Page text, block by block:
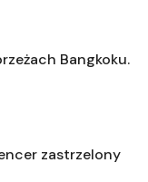
Bangkoku.
zastrzelony